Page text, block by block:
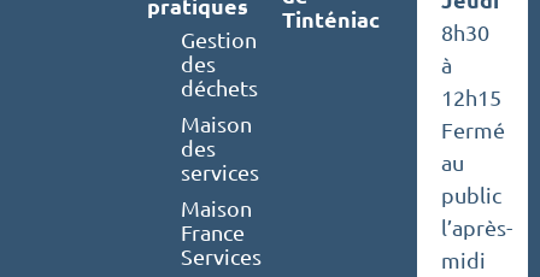
pratiques
Gestion
des
déchets
Maison
des
services
Maison
France
Services
Tinténiac
8h30
à
12h15
Fermé
au
public
l’après-
midi